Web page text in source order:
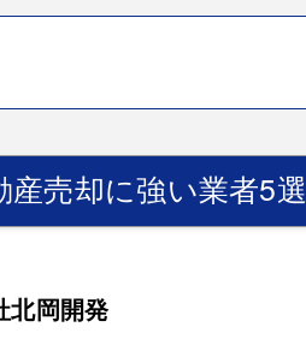
売却に強い業者5選
北岡開発